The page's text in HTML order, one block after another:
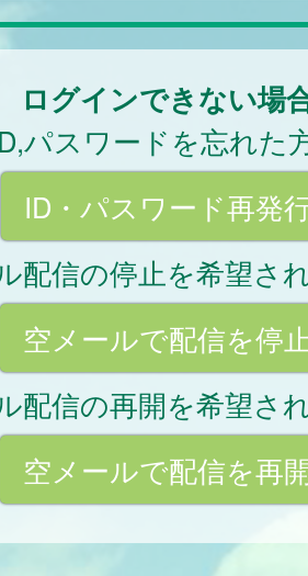
ログインできない場
パスワードを忘れた
ID・パスワード再発
配信の停止を希望さ
空メールで配信を停
配信の再開を希望さ
空メールで配信を再